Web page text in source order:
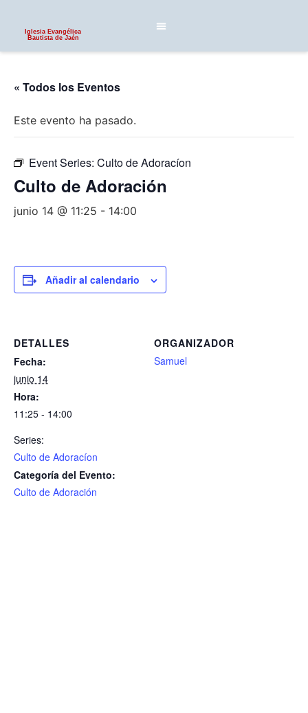
Iglesia Evangélica
Bautista de Jaén
« Todos los Eventos
Este evento ha pasado.
Event Series: Culto de Adoracíon
Culto de Adoración
junio 14 @ 11:25 - 14:00
Añadir al calendario
DETALLES
Fecha:
junio 14
Hora:
11:25 - 14:00
Series:
Culto de Adoracíon
Categoría del Evento:
Culto de Adoración
ORGANIZADOR
Samuel